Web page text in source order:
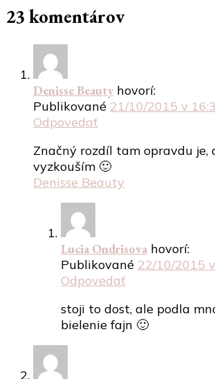
23 komentárov
Denisse Beauty hovorí:
Publikované 21/10/2015 v
Odpovedať
Značný rozdíl tam opravdu je,
vyzkouším 🙂
Denisse Beauty
Lucia Ondrisova hovorí:
Publikované 22/10/2015
Odpovedať
stoji to dost, ale podla
bielenie fajn 🙂